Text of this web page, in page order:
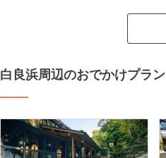
白良浜周辺のおでかけプラン